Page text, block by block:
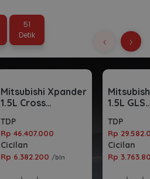
50
Detik
Mitsubishi Xpander
1.5L Cross
TDP
Rp 46.407.000
Cicilan
Rp 6.382.200 /bln
1.5L GLS
TDP
Rp
Cicilan
Rp
‹ ›